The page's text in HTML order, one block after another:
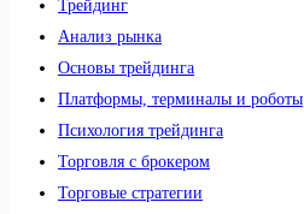
Трейдинг
Анализ рынка
Основы трейдинга
Платформы, терминалы и роботы
Психология трейдинга
Торговля с брокером
Торговые стратегии